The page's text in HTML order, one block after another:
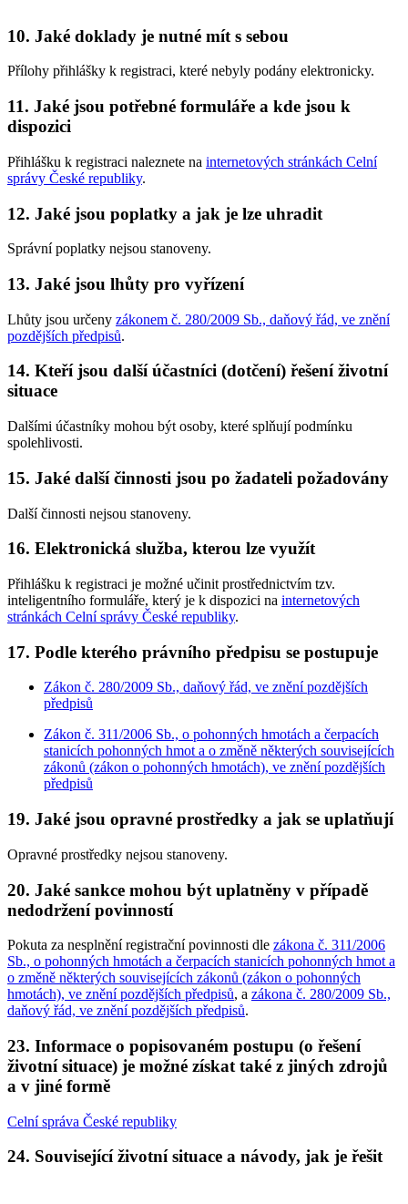
10. Jaké doklady je nutné mít s sebou
Přílohy přihlášky k registraci, které nebyly podány elektronicky.
11. Jaké jsou potřebné formuláře a kde jsou k
dispozici
Přihlášku k registraci naleznete na internetových stránkách Celní
správy České republiky.
12. Jaké jsou poplatky a jak je lze uhradit
Správní poplatky nejsou stanoveny.
13. Jaké jsou lhůty pro vyřízení
Lhůty jsou určeny zákonem č. 280/2009 Sb., daňový řád, ve znění
pozdějších předpisů.
14. Kteří jsou další účastníci (dotčení) řešení životní
situace
Dalšími účastníky mohou být osoby, které splňují podmínku
spolehlivosti.
15. Jaké další činnosti jsou po žadateli požadovány
Další činnosti nejsou stanoveny.
16. Elektronická služba, kterou lze využít
Přihlášku k registraci je možné učinit prostřednictvím tzv.
inteligentního formuláře, který je k dispozici na internetových
stránkách Celní správy České republiky.
17. Podle kterého právního předpisu se postupuje
Zákon č. 280/2009 Sb., daňový řád, ve znění pozdějších
předpisů
Zákon č. 311/2006 Sb., o pohonných hmotách a čerpacích
stanicích pohonných hmot a o změně některých souvisejících
zákonů (zákon o pohonných hmotách), ve znění pozdějších
předpisů
19. Jaké jsou opravné prostředky a jak se uplatňují
Opravné prostředky nejsou stanoveny.
20. Jaké sankce mohou být uplatněny v případě
nedodržení povinností
Pokuta za nesplnění registrační povinnosti dle zákona č. 311/2006
Sb., o pohonných hmotách a čerpacích stanicích pohonných hmot a
o změně některých souvisejících zákonů (zákon o pohonných
hmotách), ve znění pozdějších předpisů, a zákona č. 280/2009 Sb.,
daňový řád, ve znění pozdějších předpisů.
23. Informace o popisovaném postupu (o řešení
životní situace) je možné získat také z jiných zdrojů
a v jiné formě
Celní správa České republiky
24. Související životní situace a návody, jak je řešit